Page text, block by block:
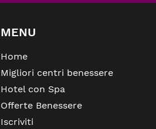
MENU
Home
Migliori centri benessere
Hotel con Spa
Offerte Benessere
Iscriviti